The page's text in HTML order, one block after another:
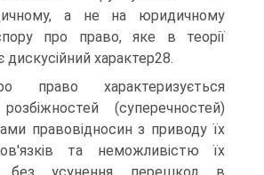
а не на юридичному
про право, яке в теорії
дискусійний характер28.
право характеризується
(суперечностей)
правовідносин з приводу їх
та неможливістю їх